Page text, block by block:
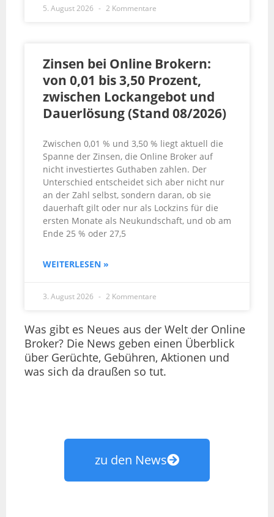
5. August 2026 2 Kommentare
Zinsen bei Online Brokern:
von 0,01 bis 3,50 Prozent,
zwischen Lockangebot und
Dauerlösung (Stand 08/2026)
Zwischen 0,01 % und 3,50 % liegt aktuell die
Spanne der Zinsen, die Online Broker auf
nicht investiertes Guthaben zahlen. Der
Unterschied entscheidet sich aber nicht nur
an der Zahl selbst, sondern daran, ob sie
dauerhaft gilt oder nur als Lockzins für die
ersten Monate als Neukundschaft, und ob am
Ende 25 % oder 27,5
WEITERLESEN »
3. August 2026 2 Kommentare
Was gibt es Neues aus der Welt der Online
Broker? Die News geben einen Überblick
über Gerüchte, Gebühren, Aktionen und
was sich da draußen so tut.
zu den News